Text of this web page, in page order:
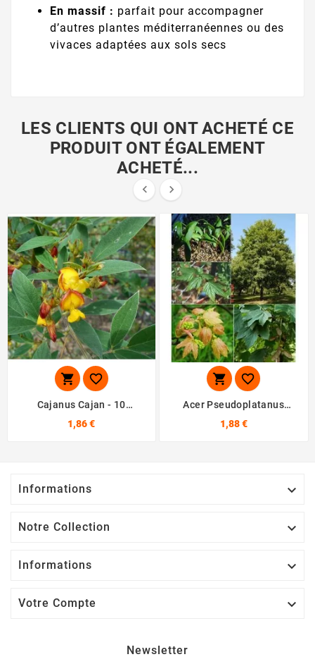
En massif : parfait pour accompagner
d’autres plantes méditerranéennes ou des
vivaces adaptées aux sols secs
LES CLIENTS QUI ONT ACHETÉ CE
PRODUIT ONT ÉGALEMENT
ACHETÉ...
 
 
Cajanus Cajan - 10
1,86 €
 
Acer Pseudoplatanus
1,88 €
Informations 
Notre Collection 
Informations 
Votre Compte 
Newsletter